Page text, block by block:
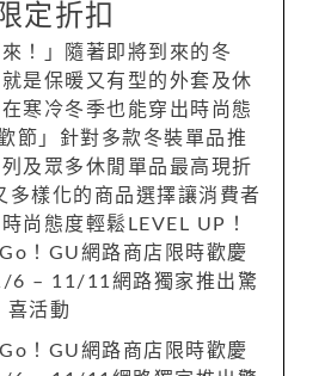
定折扣
！」隨著即將到來的冬
是保暖又有型的外套及休
寒冷冬季也能穿出時尚態
節」針對多款冬裝單品推
及眾多休閒單品最高現折
多樣化的商品選擇讓消費者
尚態度輕鬆LEVEL UP！